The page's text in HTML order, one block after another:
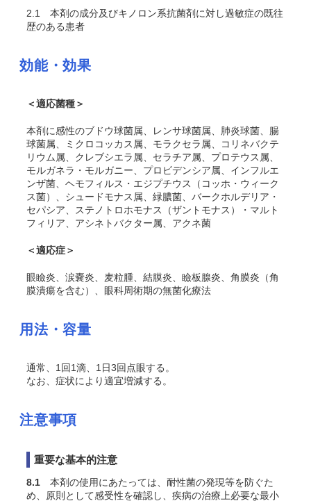
2.1
本剤の成分及びキノロン系抗菌剤に対し過敏症の既往
歴のある患者
効能・効果
＜適応菌種＞
本剤に感性のブドウ球菌属、レンサ球菌属、肺炎球菌、腸
球菌属、ミクロコッカス属、モラクセラ属、コリネバクテ
リウム属、クレブシエラ属、セラチア属、プロテウス属、
モルガネラ・モルガニー、プロビデンシア属、インフルエ
ンザ菌、ヘモフィルス・エジプチウス（コッホ・ウィーク
ス菌）、シュードモナス属、緑膿菌、バークホルデリア・
セパシア、ステノトロホモナス（ザントモナス）・マルト
フィリア、アシネトバクター属、アクネ菌
＜適応症＞
眼瞼炎、涙嚢炎、麦粒腫、結膜炎、瞼板腺炎、角膜炎（角
膜潰瘍を含む）、眼科周術期の無菌化療法
用法・容量
通常、1回1滴、1日3回点眼する。
なお、症状により適宜増減する。
注意事項
重要な基本的注意
8.1 本剤の使用にあたっては、耐性菌の発現等を防ぐた
め、原則として感受性を確認し、疾病の治療上必要な最小